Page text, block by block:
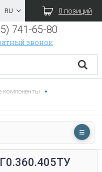
0 позиций
741-65-80
звонок
компоненты